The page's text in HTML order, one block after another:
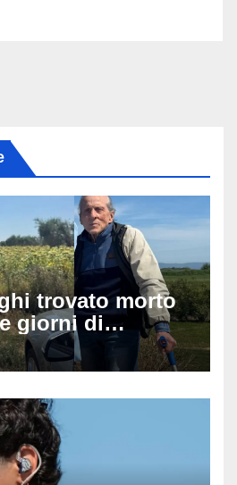
trovato morto
giorni di
dell’80enne
essere